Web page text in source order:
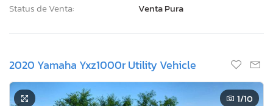
Status de Venta:
Venta Pura
2020 Yamaha Yxz1000r Utility Vehicle
1/10